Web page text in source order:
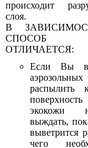
происходит
слоя.
В
СПОСОБ
ОТЛИЧАЕТСЯ:
Если Вы
распылить
экокожи
выждать,
выветрится
чего